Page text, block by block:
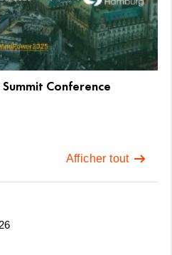
Summit Conference
Afficher tout